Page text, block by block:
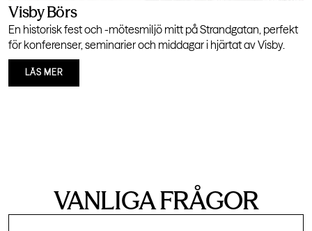
Visby Börs
En historisk fest och -mötesmiljö mitt på Strandgatan, perfekt
för konferenser, seminarier och middagar i hjärtat av Visby.
LÄS MER
VANLIGA FRÅGOR